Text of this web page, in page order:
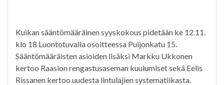
Kuikan sääntömääräinen syyskokous pidetään ke 12.11.
klo 18 Luontotuvalla osoitteessa Puijonkatu 15.
Sääntömääräisten asioiden lisäksi Markku Ukkonen
kertoo Raasion rengastusaseman kuulumiset sekä Eelis
Rissanen kertoo uudesta lintulajien systematiikasta.